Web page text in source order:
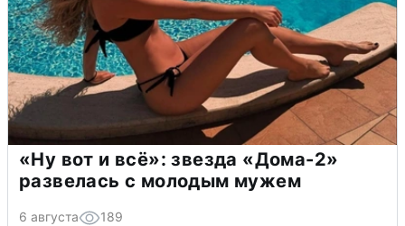
«Ну вот и всё»: звезда «Дома-2»
развелась с молодым мужем
6 августа 189